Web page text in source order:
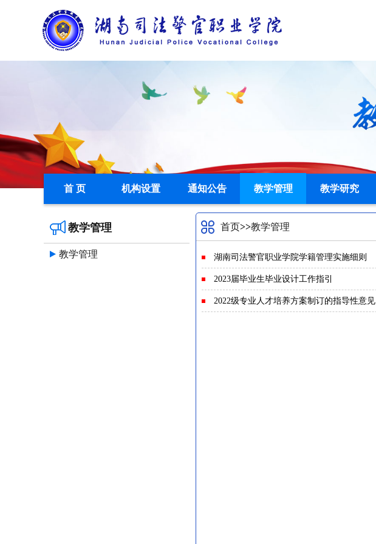
首 页 机构设置 通知公告 教学管理 教学研究
教学管理
教学管理
首页>>教学管理
湖南司法警官职业学院学籍管理实施细则
2023届毕业生毕业设计工作指引
2022级专业人才培养方案制订的指导性意见